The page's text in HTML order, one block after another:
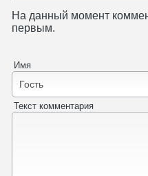
На данный момент
первым.
Имя
Текст комментария